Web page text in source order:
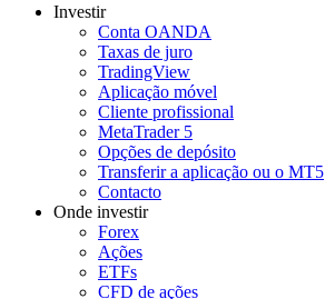
Investir
Conta OANDA
Taxas de juro
TradingView
Aplicação móvel
Cliente profissional
MetaTrader 5
Opções de depósito
Transferir a aplicação ou o MT5
Contacto
Onde investir
Forex
Ações
ETFs
CFD de ações